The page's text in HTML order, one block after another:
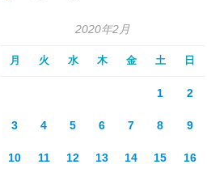
2020年2月
月 火 水 木 金 土 日
1 2
3 4 5 6 7 8 9
10 11 12 13 14 15 16